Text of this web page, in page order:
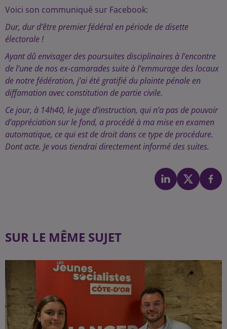
Voici son communiqué sur Facebook:
Dur, dur d’être premier fédéral en période de disette
électorale !
Ayant dû envisager des poursuites disciplinaires à l’encontre
de l’une de nos ex-camarades suite à l’emmurage des locaux
de notre fédération, j’ai été gratifié du plainte pénale en
diffamation avec constitution de partie civile.
Ce jour, à 14h40, le juge d’instruction, qui n’a pas de pouvoir
d’appréciation sur le fond, a procédé à ma mise en examen
automatique, ce qui est de droit dans ce type de procédure.
Dont acte. Je vous tiendrai directement informé des suites.
SUR LE MÊME SUJET